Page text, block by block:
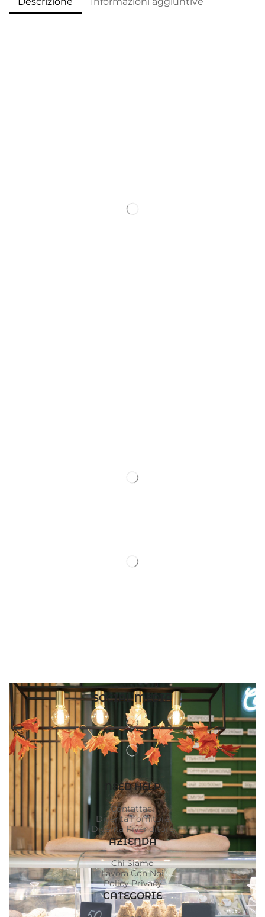
SOCIAL MEDIA
NEED HELP
Contattaci
Diventa Fornitore
Diventa Rivenditore
AZIENDA
Chi Siamo
Lavora Con Noi
Policy Privacy
CATEGORIE